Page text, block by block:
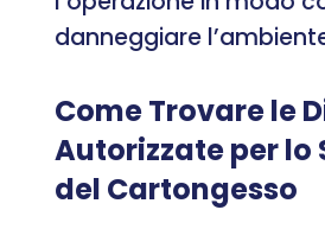
danneggiare
Come Trovare le
Autorizzate per
del Cartongesso